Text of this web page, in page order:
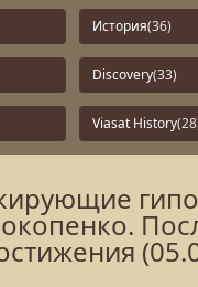
История(36)
Discovery(33)
Viasat History